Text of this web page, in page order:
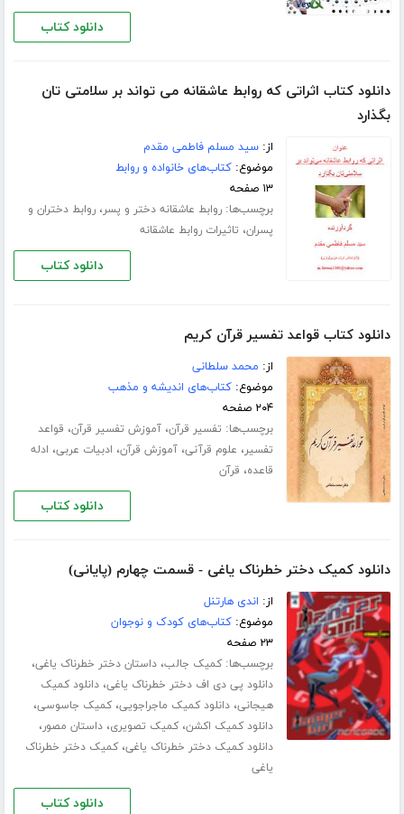
دانلود کتاب
دانلود کتاب اثراتی که روابط عاشقانه می تواند بر سلامتی تان
بگذارد
از:سید مسلم فاطمی مقدم
موضوع:کتاب‌های خانواده و روابط
۱۳ صفحه
برچسب‌ها:روابط عاشقانه دختر و پسر،روابط دختران و
پسران، تاثیرات روابط عاشقانه
دانلود کتاب
دانلود کتاب قواعد تفسیر قرآن کریم
از: محمد سلطانی
موضوع:کتاب‌های اندیشه و مذهب
۲۰۴ صفحه
برچسب‌ها: تفسیر قرآن،آموزش تفسیر قرآن، قواعد
تفسیر، علوم قرآنی،آموزش قرآن، ادبیات عربی، ادله
قاعده، قرآن
دانلود کتاب
دانلود کمیک دختر خطرناک یاغی - قسمت چهارم (پایانی)
از: اندی هارتنل
موضوع:کتاب‌های کودک و نوجوان
۲۳ صفحه
برچسب‌ها:کمیک جالب،داستان دختر خطرناک یاغی،
دانلود پی دی اف دختر خطرناک یاغی،دانلود کمیک
هیجانی،دانلود کمیک ماجراجویی،کمیک جاسوسی،
دانلود کمیک اکشن،کمیک تصویری،داستان مصور،
دانلود کمیک دختر خطرناک یاغی،کمیک دختر خطرناک
یاغی
دانلود کتاب